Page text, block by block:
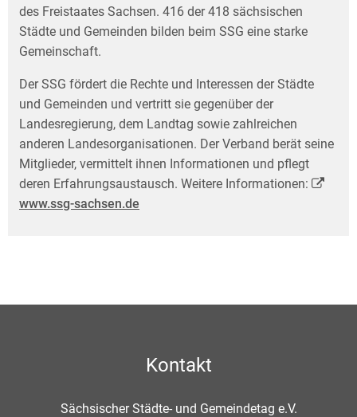
des Freistaates Sachsen. 416 der 418 sächsischen
Städte und Gemeinden bilden beim SSG eine starke
Gemeinschaft.
Der SSG fördert die Rechte und Interessen der Städte
und Gemeinden und vertritt sie gegen­über der
Landesregierung, dem Landtag sowie zahlreichen
anderen Landesorganisationen. Der Verband berät seine
Mitglieder, vermittelt ihnen Informationen und pflegt
deren Erfahrungs­austausch. Weitere Informationen:
www.ssg-sachsen.de
Kontakt
Sächsischer Städte- und Gemeindetag e.V.